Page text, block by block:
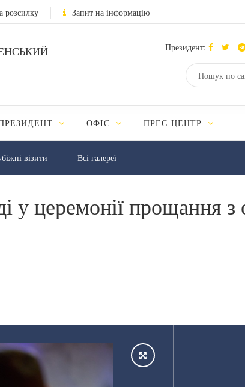
розсилку Запит на інформацію
Президент:
ОФІС ПРЕС-ЦЕНТР
візити Всі галереї
у церемонії прощання з